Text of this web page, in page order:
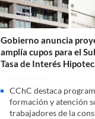
Gobierno anuncia
amplía cupos para el
Tasa de Interés
CChC destaca
formación y atención
trabajadores de la